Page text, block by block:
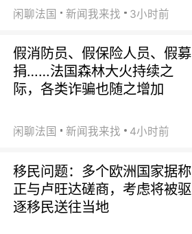
闲聊法国 新闻我来找 3小时前
假消防员、假保险人员、假募
捐……法国森林大火持续之
际，各类诈骗也随之增加
闲聊法国 新闻我来找 4小时前
移民问题：多个欧洲国家据称
正与卢旺达磋商，考虑将被驱
逐移民送往当地